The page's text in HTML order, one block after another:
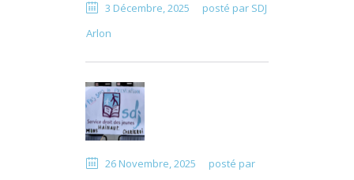
3 Décembre, 2025 posté par SDJ
Arlon
26 Novembre, 2025
posté par